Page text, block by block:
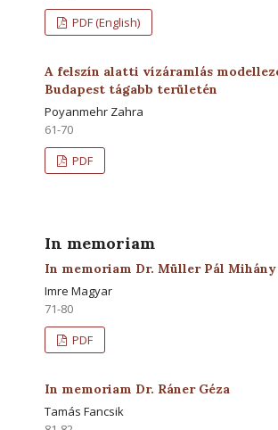
PDF (English)
A felszín alatti vízáramlás
Budapest tágabb területén
Poyanmehr Zahra
61-70
PDF
In memoriam
In memoriam Dr. Müller Pál Mihány
Imre Magyar
71-80
PDF
In memoriam Dr. Ráner Géza
Tamás Fancsik